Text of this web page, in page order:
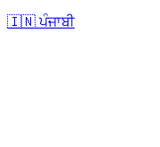
🇮🇳 ਪੰਜਾਬੀ